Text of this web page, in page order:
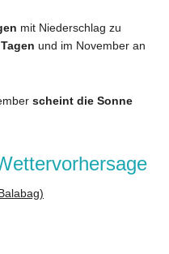
mit Niederschlag zu
und im November an
scheint die Sonne